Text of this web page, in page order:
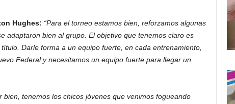
Hughes: “Para el torneo estamos bien, reforzamos algunas
adaptaron bien al grupo. El objetivo que tenemos claro es
Darle forma a un equipo fuerte, en cada entrenamiento,
Federal y necesitamos un equipo fuerte para llegar un
bien, tenemos los chicos jóvenes que venimos fogueando